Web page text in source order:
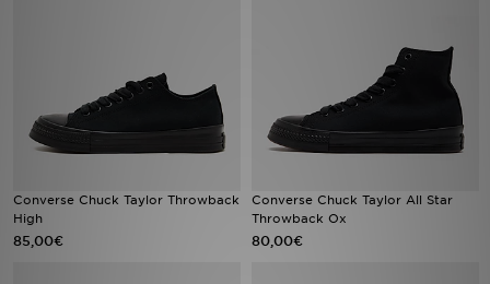
Converse Chuck Taylor Throwback
High
85,00€
Converse Chuck Taylor All Star
Throwback Ox
80,00€
Nos Magasins
Télécharge l'Appli